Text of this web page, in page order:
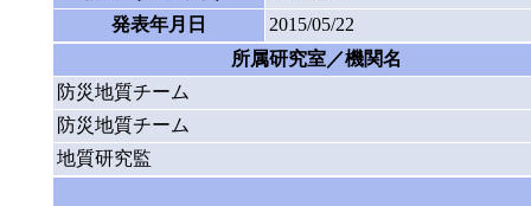
発表年月日
2015/05/22
所属研究室／機関名
防災地質チーム
防災地質チーム
地質研究監